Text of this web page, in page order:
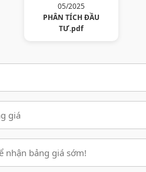
05/2025
PHÂN TÍCH ĐẦU
TƯ.pdf